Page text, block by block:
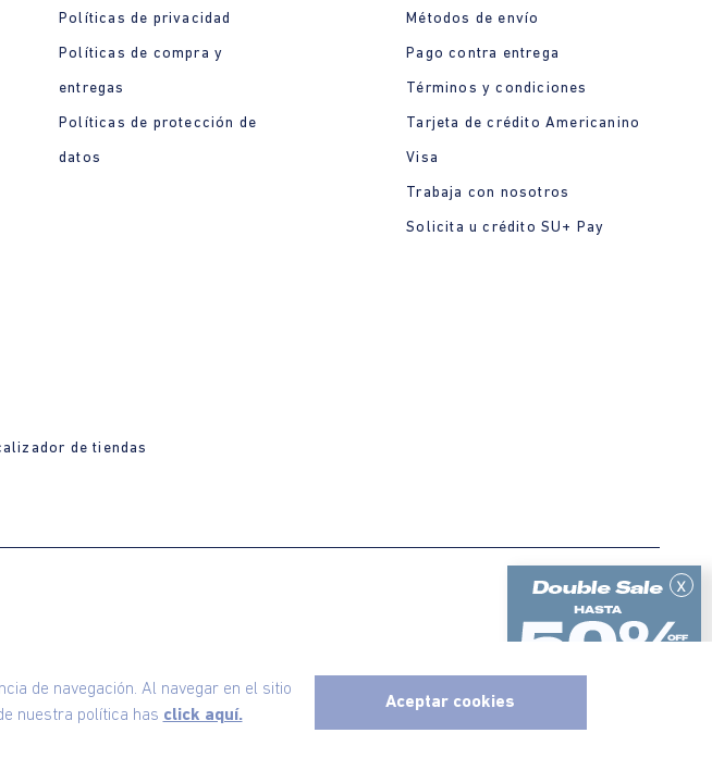
x
de navegación. Al navegar en el sitio
nuestra política has click aquí.
Aceptar cookies
Políticas de privacidad
Políticas de compra y
entregas
Políticas de protección de
datos
Métodos de envío
Pago contra entrega
Términos y condiciones
Tarjeta de crédito Americanino
Visa
Trabaja con nosotros
Solicita u crédito SU+ Pay
de tiendas